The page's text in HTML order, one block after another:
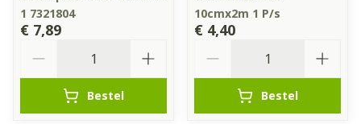
1 7321804
€ 7,89
Bestel
10cmx2m 1 P/s
€ 4,40
Bestel